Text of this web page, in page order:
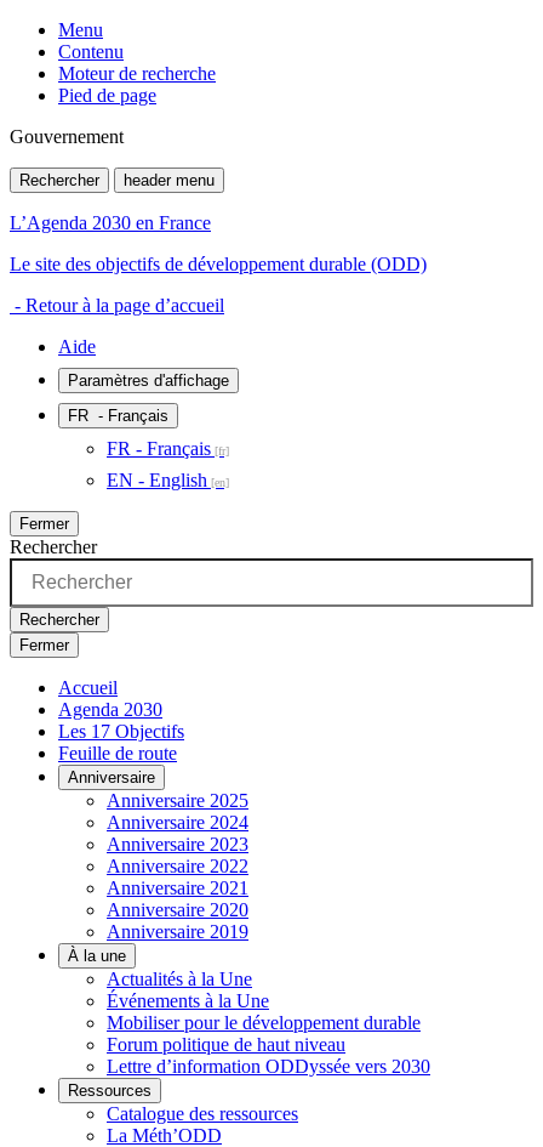
Menu
Contenu
Moteur de recherche
Pied de page
Gouvernement
Rechercher header menu
L’Agenda 2030 en France
Le site des objectifs de développement durable (ODD)
- Retour à la page d’accueil
Aide
Paramètres d'affichage
FR - Français
FR - Français
EN - English
Fermer
Rechercher
Rechercher
Fermer
Accueil
Agenda 2030
Les 17 Objectifs
Feuille de route
Anniversaire
Anniversaire 2025
Anniversaire 2024
Anniversaire 2023
Anniversaire 2022
Anniversaire 2021
Anniversaire 2020
Anniversaire 2019
À la une
Actualités à la Une
Événements à la Une
Mobiliser pour le développement durable
Forum politique de haut niveau
Lettre d’information ODDyssée vers 2030
Ressources
Catalogue des ressources
La Méth’ODD